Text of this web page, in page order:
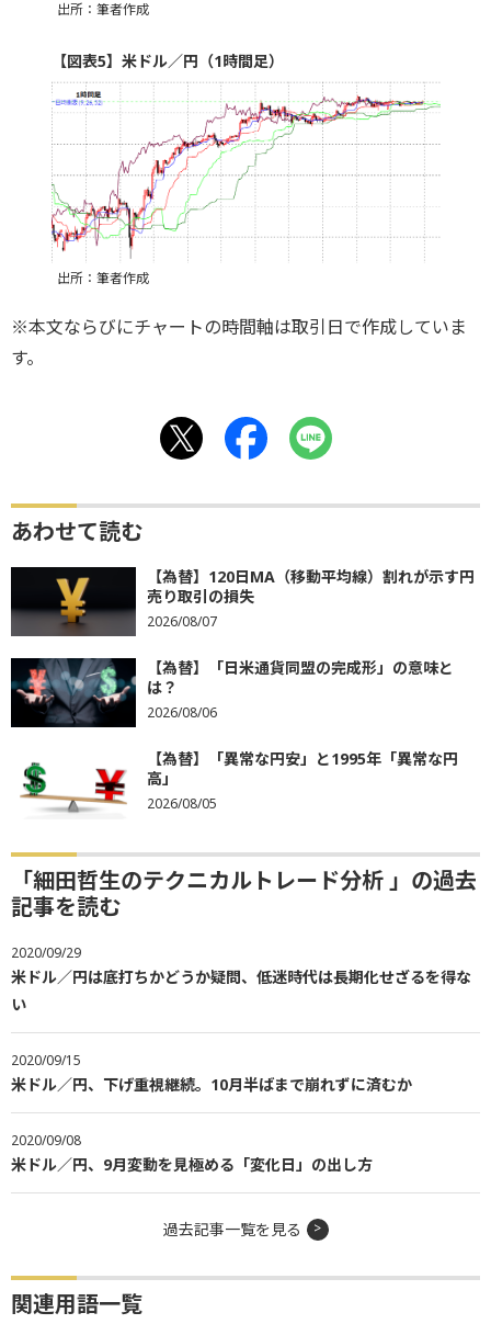
出所：筆者作成
【図表5】米ドル／円（1時間足）
出所：筆者作成
※本文ならびにチャートの時間軸は取引日で作成していま
す。
あわせて読む
【為替】120日MA（移動平均線）割れが示す円
売り取引の損失
2026/08/07
【為替】「日米通貨同盟の完成形」の意味と
は？
2026/08/06
【為替】「異常な円安」と1995年「異常な円
高」
2026/08/05
「細田哲生のテクニカルトレード分析 」の過去
記事を読む
2020/09/29
米ドル／円は底打ちかどうか疑問、低迷時代は長期化せざるを得な
い
2020/09/15
米ドル／円、下げ重視継続。10月半ばまで崩れずに済むか
2020/09/08
米ドル／円、9月変動を見極める「変化日」の出し方
過去記事一覧を見る
関連用語一覧